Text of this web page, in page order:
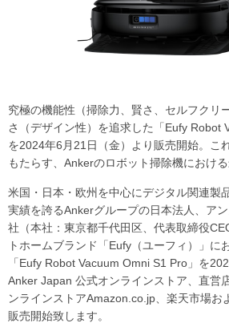
究極の機能性（掃除力、賢さ、セルフクリ
さ（デザイン性）を追求した「Eufy Robot
を2024年6月21日（金）より販売開始。こ
もたらす、Ankerのロボット掃除機における
米国・日本・欧州を中心にデジタル関連製
実績を誇るAnkerグループの日本法人、ア
社（本社：東京都千代田区、代表取締役
トホームブランド「Eufy（ユーフィ）」に
「Eufy Robot Vacuum Omni S1 Pro」を
Anker Japan 公式オンラインストア、直営
ンラインストアAmazon.co.jp、楽天市場お
販売開始致します。